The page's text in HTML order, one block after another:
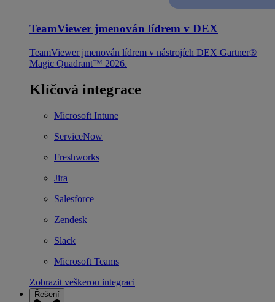
TeamViewer jmenován lídrem v DEX
TeamViewer jmenován lídrem v nástrojích DEX Gartner®
Magic Quadrant™ 2026.
Klíčová integrace
Microsoft Intune
ServiceNow
Freshworks
Jira
Salesforce
Zendesk
Slack
Microsoft Teams
Zobrazit veškerou integraci
Řešení